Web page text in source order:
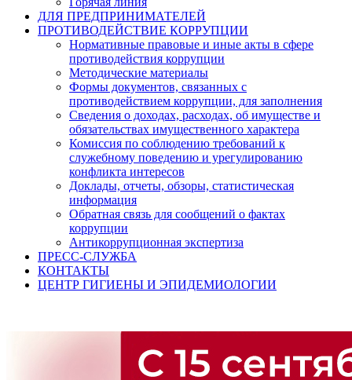
ДЛЯ ПРЕДПРИНИМАТЕЛЕЙ
ПРОТИВОДЕЙСТВИЕ КОРРУПЦИИ
Нормативные правовые и иные акты в сфере
противодействия коррупции
Методические материалы
Формы документов, связанных с
противодействием коррупции, для заполнения
Сведения о доходах, расходах, об имуществе и
обязательствах имущественного характера
Комиссия по соблюдению требований к
служебному поведению и урегулированию
конфликта интересов
Доклады, отчеты, обзоры, статистическая
информация
Обратная связь для сообщений о фактах
коррупции
Антикоррупционная экспертиза
ПРЕСС-СЛУЖБА
КОНТАКТЫ
ЦЕНТР ГИГИЕНЫ И ЭПИДЕМИОЛОГИИ